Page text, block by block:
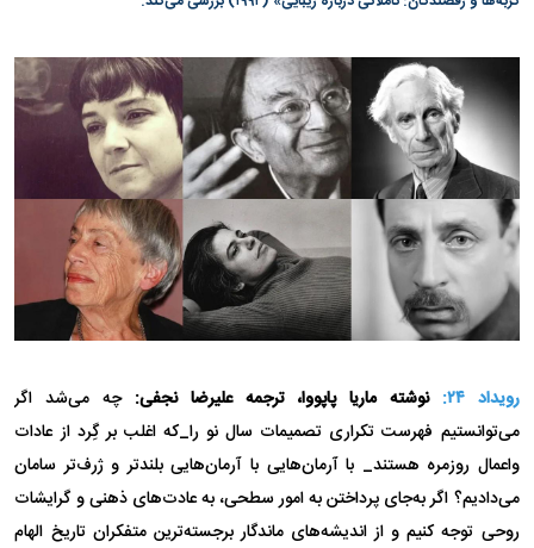
رویداد ۲۴: نوشته ماریا پاپووا، ترجمه علیرضا نجفی: چه می‌شد اگر
می‌توانستیم فهرست تکراری تصمیمات سال نو را_که اغلب بر گِرد از عادات
واعمال روزمره هستند_ با آرمان‌هایی با آرمان‌هایی بلندتر و ژرف‌تر سامان
می‌دادیم؟ اگر به‌جای پرداختن به امور سطحی، به عادت‌های ذهنی و گرایشات
روحی توجه کنیم و از اندیشه‌های ماندگار برجسته‌ترین متفکران تاریخ الهام